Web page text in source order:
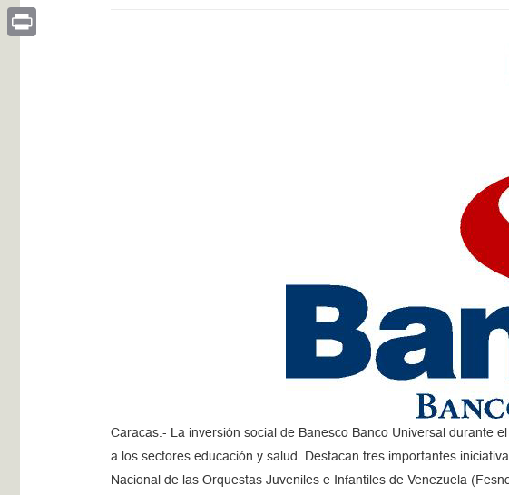
Caracas.- La inversión social de Banesco Banco Universal durante
a los sectores educación y salud. Destacan tres importantes
Nacional de las Orquestas Juveniles e Infantiles de Venezuela
LinkedIn